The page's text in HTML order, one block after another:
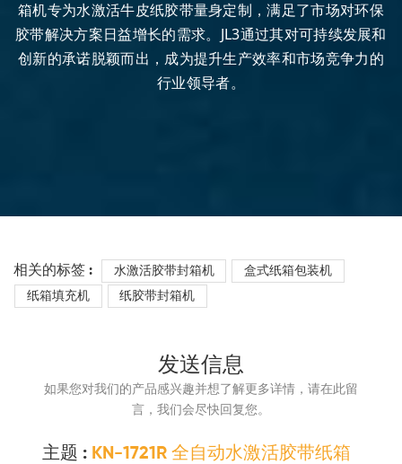
箱机专为水激活牛皮纸胶带量身定制，满足了市场对环保
胶带解决方案日益增长的需求。JL3通过其对可持续发展和
创新的承诺脱颖而出，成为提升生产效率和市场竞争力的
行业领导者。
相关的标签 : 水激活胶带封箱机
盒式纸箱包装机
纸箱填充机
纸胶带封箱机
发送信息
如果您对我们的产品感兴趣并想了解更多详情，请在此留
言，我们会尽快回复您。
主题 : KN-1721R 全自动水激活胶带纸箱